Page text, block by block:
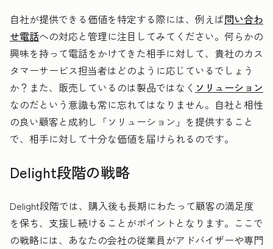
自社が提供できる価値を特定する際には、例えば問い合わ
せ電話への対応と管理に注目してみてください。何らかの
興味を持って電話をかけてきた相手に対して、貴社のカス
タマーサービス担当者はどのように応じているでしょう
か？また、販売しているのは製品ではなく ソリューション
なのだという意識も常に忘れてはなりません。自社と相性
の良い顧客と成約し「ソリューション」を提供すること
で、相手に対して十分な価値を届けられるのです。
Delight段階の戦略
Delight段階では、購入後も長期にわたって顧客の満足度
を保ち、支援し続けることがポイントとなります。ここで
の戦略には、あなたの会社の従業員がアドバイザーや専門